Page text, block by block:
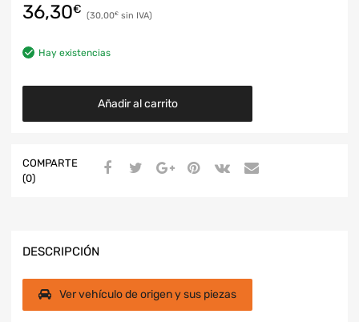
36,30€ 30,00€
Hay existencias
Añadir al carrito
COMPARTE
(0)
DESCRIPCIÓN
Ver vehículo de origen y sus piezas